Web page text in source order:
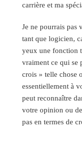
carrière et ma
Je ne pourrais pas
tant que logicien,
yeux une fonction
vraiment ce qui se
crois » telle chose
essentiellement à
peut reconnaître
votre opinion ou
pas en termes de